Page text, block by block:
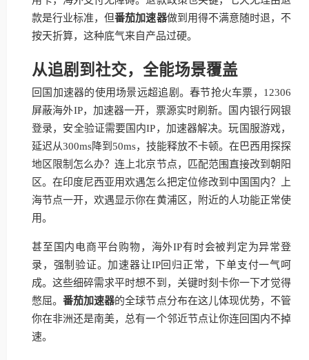
款是行业标准，但番茄加速器做到用得不满意随时退，不
按天折算，这种底气来自产品过硬。
从追剧到社交，全能场景覆盖
回国加速器的使用场景远超追剧。春节抢火车票，12306
屏蔽海外IP，加速器一开，票源实时刷新。国内银行网银
登录，安全验证需要国内IP，加速器解决。玩国服游戏，
延迟从300ms降到50ms，技能释放不卡顿。在巴西用探探
地区限制怎么办？连上北京节点，匹配范围直接改到朝阳
区。在印度尼西亚用欢遇怎么把定位修改到中国国内？上
海节点一开，欢遇显示你在黄浦区，附近的人功能正常使
用。
甚至国内电商平台购物，海外IP有时会被判定为异常登
录，强制验证。加速器让IP回归正常，下单支付一气呵
成。这些细碎需求平时想不到，关键时刻卡你一下才觉得
憋屈。番茄加速器的全球节点分布在这儿体现优势，不管
你在非洲还是南美，总有一个邻近节点让你连回国内不掉
速。